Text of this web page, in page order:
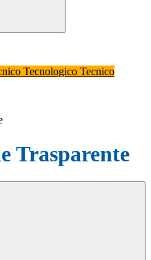
Tecnologico Tecnico
Trasparente